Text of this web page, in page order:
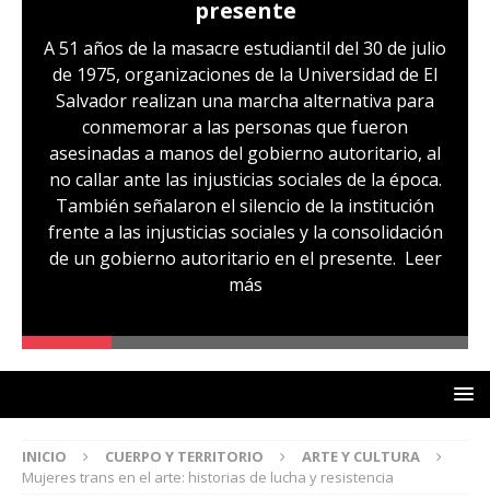
Hernández: víctima del régimen de
excepción y de discriminación
LGBTI
Sandra Leticia Hernández cuenta con medidas
sustitutivas y libertad provisional, pero
familiares temen que esto pueda cambiar en la
audiencia de revisión de medidas que se realizará
hoy, miércoles 29 de julio. Sandra es, según su
comunidad, otra de las víctimas del régimen de
excepción, fue capturada sin ninguna prueba
que la vincule a pandillas. La comunidad señala
denunciada por ser lesbianaLeer más
INICIO CUERPO Y TERRITORIO
ARTE Y CULTURA